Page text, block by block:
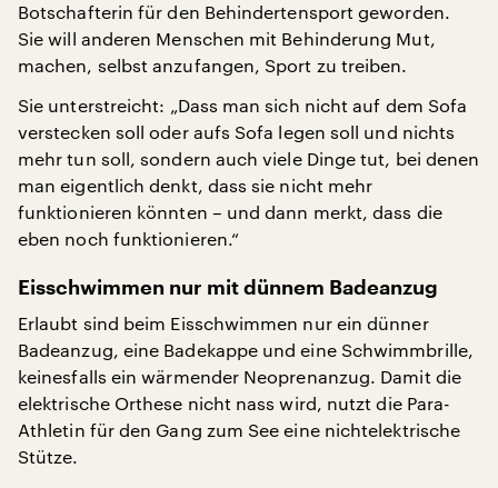
Botschafterin für den Behindertensport geworden.
Sie will anderen Menschen mit Behinderung Mut,
machen, selbst anzufangen, Sport zu treiben.
Sie unterstreicht: „Dass man sich nicht auf dem Sofa
verstecken soll oder aufs Sofa legen soll und nichts
mehr tun soll, sondern auch viele Dinge tut, bei denen
man eigentlich denkt, dass sie nicht mehr
funktionieren könnten – und dann merkt, dass die
eben noch funktionieren.“
Eisschwimmen nur mit dünnem Badeanzug
Erlaubt sind beim Eisschwimmen nur ein dünner
Badeanzug, eine Badekappe und eine Schwimmbrille,
keinesfalls ein wärmender Neoprenanzug. Damit die
elektrische Orthese nicht nass wird, nutzt die Para-
Athletin für den Gang zum See eine nichtelektrische
Stütze.